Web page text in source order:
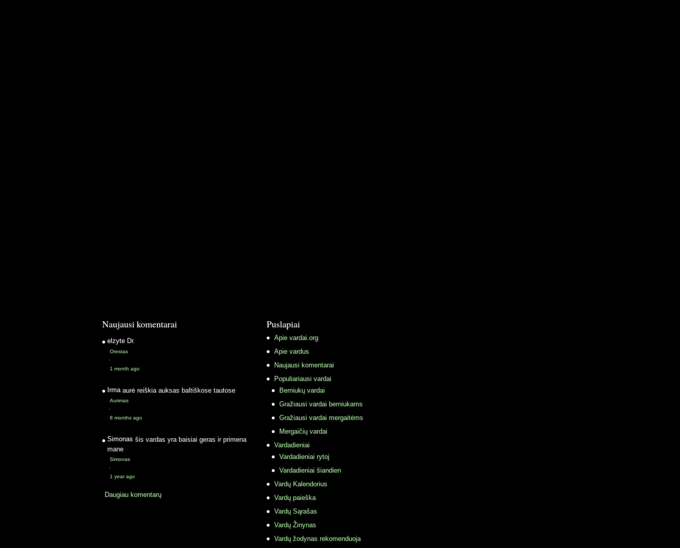
Naujausi komentarai
elzyte Dr.
Orestas
·
1 month ago
Irma aurė reiškia auksas baltiškose tautose
Aurimas
·
8 months ago
Simonas šis vardas yra baisiai geras ir primena
mane
Simonas
·
1 year ago
Daugiau komentarų
Puslapiai
Apie vardai.org
Apie vardus
Naujausi komentarai
Populiariausi vardai
Berniukų vardai
Gražiausi vardai berniukams
Gražiausi vardai mergaitėms
Mergaičių vardai
Vardadieniai
Vardadieniai rytoj
Vardadieniai šiandien
Vardų Kalendorius
Vardų paieška
Vardų Sąrašas
Vardų Žinynas
Vardų žodynas rekomenduoja